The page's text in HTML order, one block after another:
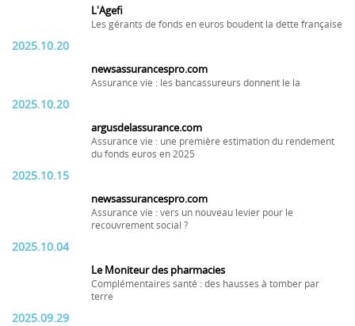
L'Agefi
Les gérants de fonds en euros boudent la dette française
2025.10.20
newsassurancespro.com
Assurance vie : les bancassureurs donnent le la
2025.10.20
argusdelassurance.com
Assurance vie : une première estimation du rendement
du fonds euros en 2025
2025.10.15
newsassurancespro.com
Assurance vie : vers un nouveau levier pour le
recouvrement social ?
2025.10.04
Le Moniteur des pharmacies
Complémentaires santé : des hausses à tomber par
terre
2025.09.29